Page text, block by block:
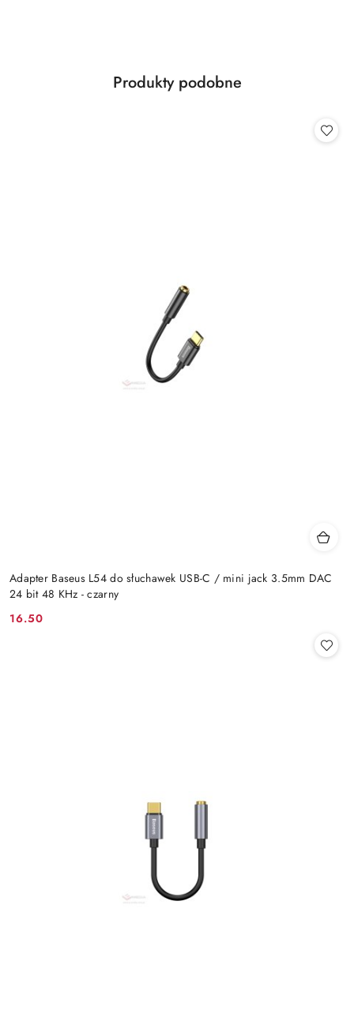
Pomiń karuzelę produktów
Produkty
Produkty podobne
Adapter Baseus L54 do słuchawek USB-C / mini jack 3.5mm DAC
24 bit 48 KHz - czarny
Cena:
16.50